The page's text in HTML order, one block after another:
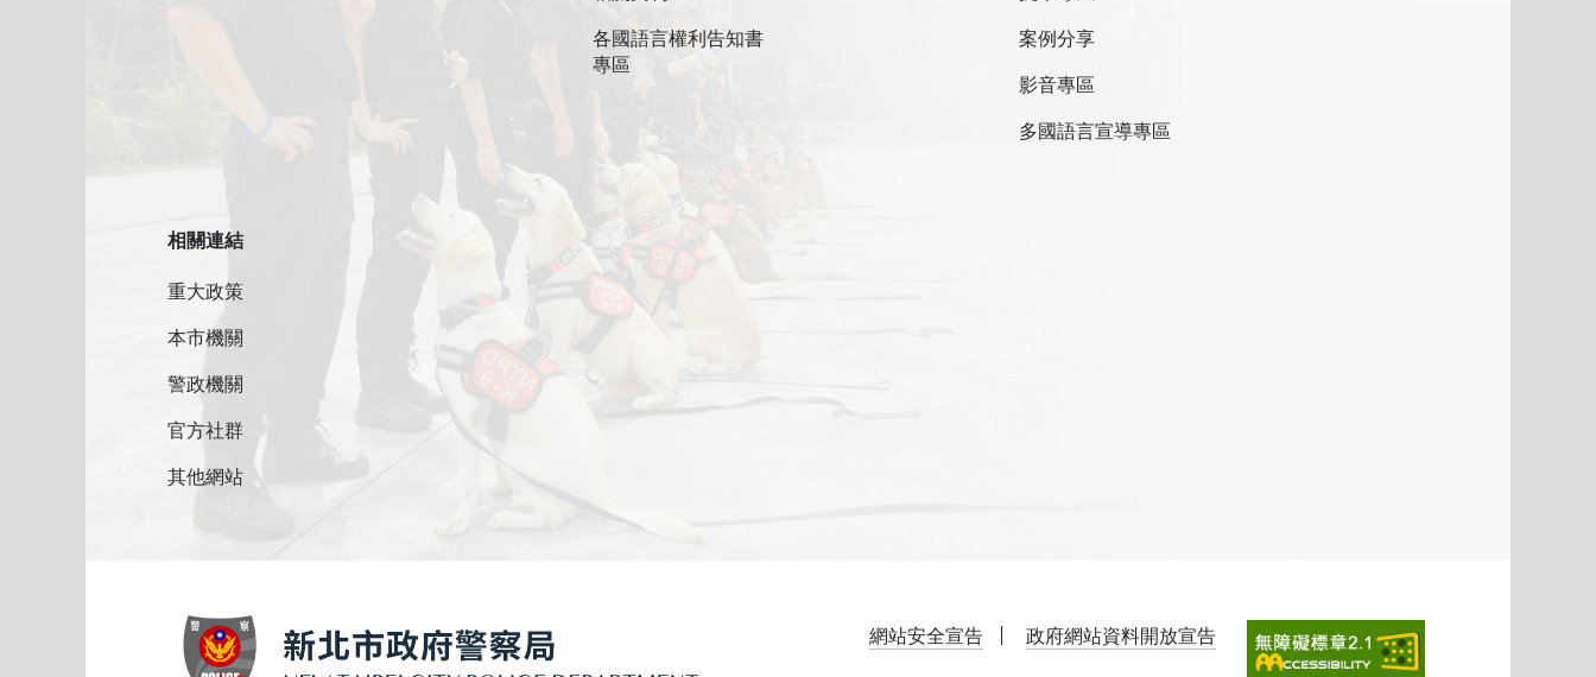
各國語言權利告知書
專區
案例分享
影音專區
多國語言宣導專區
相關連結
重大政策
本市機關
警政機關
官方社群
其他網站
網站安全宣告 政府網站資料開放宣告